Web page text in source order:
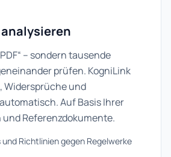
– sondern tausende
prüfen. KogniLink
Widersprüche und
Auf Basis Ihrer
und Referenzdokumente.
und Richtlinien gegen Regelwerke